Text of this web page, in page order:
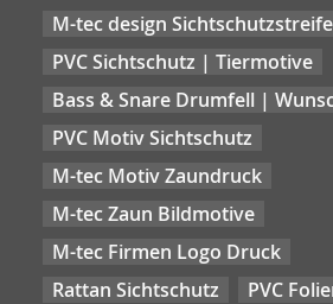
M-tec design
PVC Sichtschutz | Tiermotive
Bass & Snare Drumfell |
PVC Motiv Sichtschutz
M-tec Motiv Zaundruck
M-tec Zaun Bildmotive
M-tec Firmen Logo Druck
Rattan Sichtschutz
PVC